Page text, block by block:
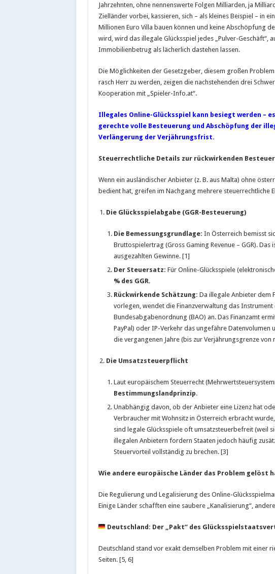
Jahrzehnten, ohne nennenswerte Folgen Milliarden, ja
Zielländer vorbei, kassieren, sich – als kleines Beispiel – in
Millionen Euro Villa bauen können und keine Abschöpfung
wird, wird das illegale Glücksspiel jedes „Pulver-Geschäft“,
Immobilienbetrug als lächerlich dastehen lassen.
Die Möglichkeiten der Gesetzgeber, diesem großen
rasch Herr zu werden, zeigen die nachstehenden drei
Kooperation mit „Spieler-Info.at“.
Illegales Online-Glücksspiel kann besiegt werden –
gerechte volle Besteuerung und Abschöpfung der
Verlängerung der Verjährungsfrist.
Steuerrechtliche Details zur rückwirkenden
Wenn ein ausländischer Anbieter (z. B. aus Malta) ohne
bedient hat, greifen im Nachgang mehrere steuerrechtliche
Die Glücksspielabgabe (GGR-Besteuerung)
Die Bemessungsgrundlage: In Österreich bemisst
Bruttospielertrag (Gross Gaming Revenue – GGR).
ausgezahlten Gewinne. [1]
Der Steuersatz: Für Online-Glücksspiele
% des GGR.
Rückwirkende Schätzung: Da illegale Anbieter dem
vorlegen, wendet die Finanzverwaltung das Instrument
Bundesabgabenordnung (BAO) an. Das Finanzamt
PayPal) oder IP-Verkehr das ungefähre
die vergangenen Jahre (bis zur Verjährungsgrenze von
Die Umsatzsteuerpflicht
Laut europäischem Steuerrecht
Bestimmungslandprinzip.
Unabhängig davon, ob der Anbieter eine Lizenz hat
Verbraucher mit Wohnsitz in Österreich erbracht
sind legale Glücksspiele oft umsatzsteuerbefreit (weil
illegalen Anbietern fordern Staaten jedoch häufig
Steuervorteil vollständig zu brechen. [3]
Wie andere europäische Länder das Problem gelöst
Die Regulierung und Legalisierung des Online-
Einige Länder schafften eine saubere „Kanalisierung“,
Deutschland: Der „Pakt“ des
Deutschland stand vor exakt demselben Problem mit einer
Seiten. [5, 6]